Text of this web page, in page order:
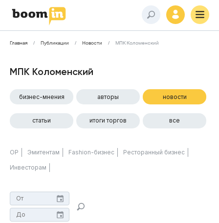
Главная Публикации Новости МПК Коломенский
МПК Коломенский
бизнес-мнения авторы новости
статьи итоги торгов все
ОР Эмитентам Fashion-бизнес Ресторанный бизнес
Инвесторам